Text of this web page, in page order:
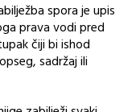
spora je upis
prava vodi pred
čiji bi ishod
sadržaj ili